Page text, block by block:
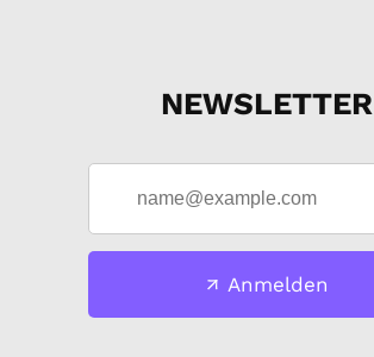
NEWSLETTER
Anmelden